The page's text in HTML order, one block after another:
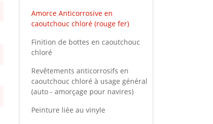
Amorce Anticorrosive en
caoutchouc chloré (rouge fer)
Finition de bottes en caoutchouc
chloré
Revêtements anticorrosifs en
caoutchouc chloré à usage général
(auto - amorçage pour navires)
Peinture liée au vinyle